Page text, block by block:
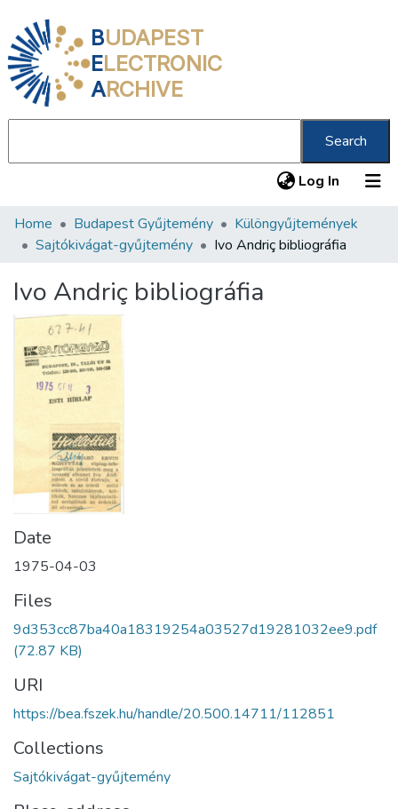
BUDAPEST
ELECTRONIC
ARCHIVE
Search
Log In (current)
Communities & Collections
Statistics
About us
Home Budapest Gyűjtemény
Különgyűjtemények
Sajtókivágat-gyűjtemény
Ivo Andriç bibliográfia
Ivo Andriç bibliográfia
Date
1975-04-03
Files
9d353cc87ba40a18319254a03527d19281032ee9.pdf
(72.87 KB)
URI
https://bea.fszek.hu/handle/20.500.14711/112851
Collections
Sajtókivágat-gyűjtemény